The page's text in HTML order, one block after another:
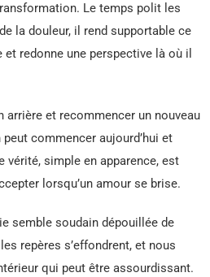
Le temps polit les
la douleur, il rend supportable ce
redonne une perspective là où il
arrière et recommencer un nouveau
commencer aujourd’hui et
vérité, simple en apparence, est
lorsqu’un amour se brise.
semble soudain dépouillée de
repères s’effondrent, et nous
qui peut être assourdissant.